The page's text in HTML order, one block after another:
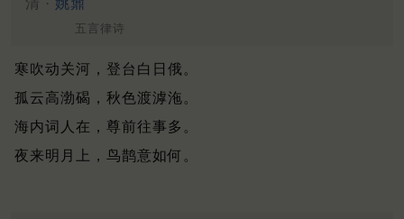
五言律诗
寒吹动关河，登台白日俄。
孤云高渤碣，秋色渡滹沲。
海内词人在，尊前往事多。
夜来明月上，鸟鹊意如何。